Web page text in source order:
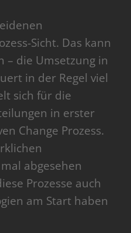
Sicht. Das kann
– die Umsetzung in
in der Regel viel
sich für die
in erster
Change Prozess.
abgesehen
Prozesse auch
am Start haben